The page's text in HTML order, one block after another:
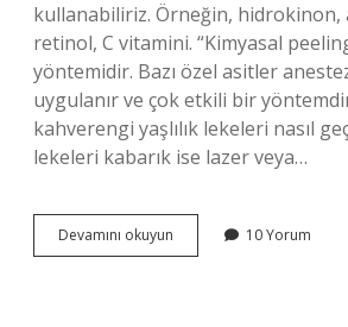
kullanabiliriz. Örneğin, hidrokinon,
retinol, C vitamini. “Kimyasal
yöntemidir. Bazı özel asitler
uygulanır ve çok etkili bir
kahverengi yaşlılık lekeleri nasıl
lekeleri kabarık ise lazer veya…
Devamını okuyun
Kahverengi
10 Yorum